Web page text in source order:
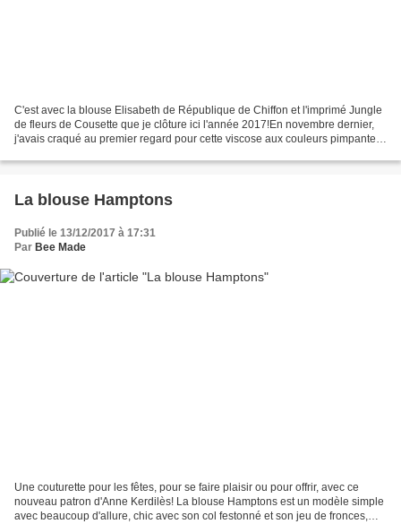
C'est avec la blouse Elisabeth de République de Chiffon et l'imprimé Jungle
de fleurs de Cousette que je clôture ici l'année 2017!En novembre dernier,
j'avais craqué au premier regard pour cette viscose aux couleurs pimpantes
La blouse Hamptons
Publié le 13/12/2017 à 17:31
Par Bee Made
Une couturette pour les fêtes, pour se faire plaisir ou pour offrir, avec ce
nouveau patron d'Anne Kerdilès! La blouse Hamptons est un modèle simple
avec beaucoup d'allure, chic avec son col festonné et son jeu de fronces,